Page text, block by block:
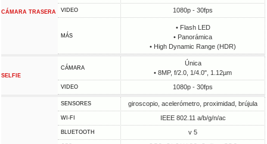
CÁMARA TRASERA VIDEO 1080p - 30fps
MÁS
• Flash LED
• Panorámica
• High Dynamic Range (HDR)
SELFIE
CÁMARA
Única
• 8MP, f/2.0, 1/4.0", 1.12µm
VIDEO 1080p - 30fps
SENSORES giroscopio, acelerómetro, proximidad, brújula
WI-FI IEEE 802.11 a/b/g/n/ac
BLUETOOTH v 5